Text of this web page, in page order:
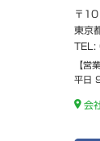
〒
東京
【営
平日
会